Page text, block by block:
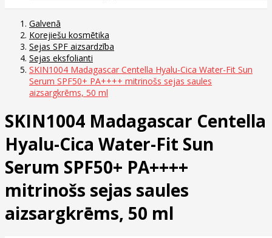
Galvenā
Korejiešu kosmētika
Sejas SPF aizsardzība
Sejas eksfolianti
SKIN1004 Madagascar Centella Hyalu-Cica Water-Fit Sun
Serum SPF50+ PA++++ mitrinošs sejas saules
aizsargkrēms, 50 ml
SKIN1004 Madagascar Centella
Hyalu-Cica Water-Fit Sun
Serum SPF50+ PA++++
mitrinošs sejas saules
aizsargkrēms, 50 ml